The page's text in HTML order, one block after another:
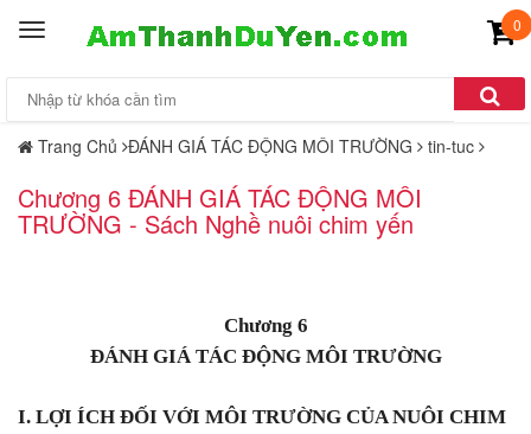
Toggle
0
Trang Chủ ĐÁNH GIÁ TÁC ĐỘNG MÔI TRƯỜNG tin-tuc
Chương 6 ĐÁNH GIÁ TÁC ĐỘNG MÔI
TRƯỜNG - Sách Nghề nuôi chim yến
Chương 6
ĐÁNH GIÁ TÁC ĐỘNG MÔI TRƯỜNG
I. LỢI ÍCH ĐỐI VỚI MÔI TRƯỜNG CỦA NUÔI CHIM